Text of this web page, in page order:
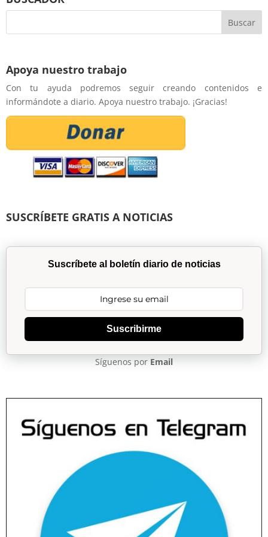
Apoya nuestro trabajo
Con tu ayuda podremos seguir creando contenidos e
informándote a diario. Apoya nuestro trabajo. ¡Gracias!
SUSCRÍBETE GRATIS A NOTICIAS
Suscríbete al boletín diario de noticias
Suscribirme
Síguenos por Email